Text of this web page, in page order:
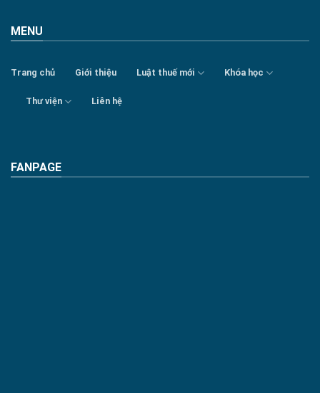
MENU
Trang chủ Giới thiệu Luật thuế mới Khóa học
Thư viện Liên hệ
FANPAGE